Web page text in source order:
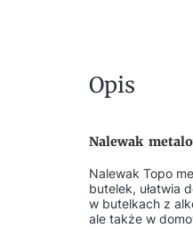
Opis
Nalewak
Nalewak Topo
butelek, ułatwia
w butelkach z
ale także w